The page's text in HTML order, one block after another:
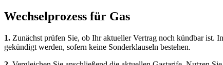
Wechselprozess für Gas
1. Zunächst prüfen Sie, ob Ihr aktueller Vertrag noch kündbar ist.
gekündigt werden, sofern keine Sonderklauseln bestehen.